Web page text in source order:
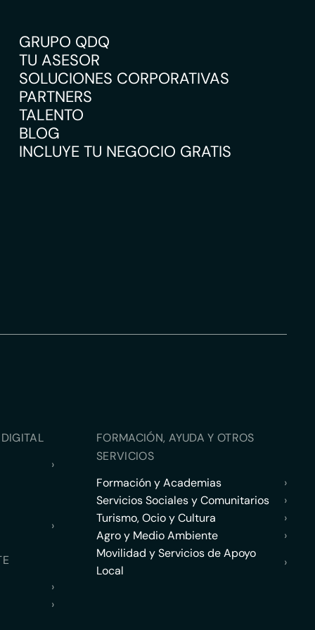
GRUPO QDQ
TU ASESOR
SOLUCIONES CORPORATIVAS
PARTNERS
TALENTO
BLOG
INCLUYE TU NEGOCIO GRATIS
›
›
›
›
FORMACIÓN, AYUDA Y OTROS
SERVICIOS
Formación y Academias
›
Servicios Sociales y Comunitarios
›
Turismo, Ocio y Cultura
›
Agro y Medio Ambiente
›
Movilidad y Servicios de Apoyo
Local
›